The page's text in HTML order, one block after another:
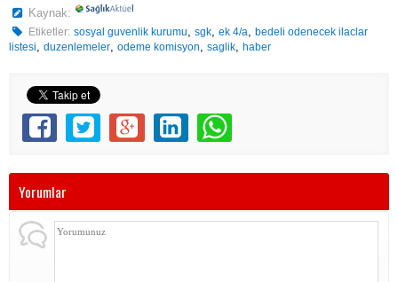
Kaynak:
Etiketler: sosyal guvenlik kurumu,sgk,ek 4/a,bedeli odenecek ilaclar
listesi, duzenlemeler, odeme komisyon, saglik, haber
Yorumlar